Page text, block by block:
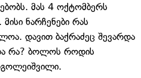
მას 4 ოქტომბერს
ნარჩენები რას
დავით ბაქრაძეც შევარდა
რა? ბოლოს როდის